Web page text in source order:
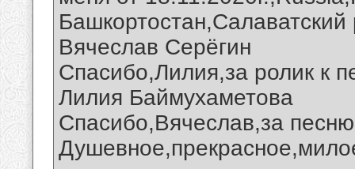
Вячеслав Серёгин
Спасибо,Лилия,за ролик к
Лилия Баймухаметова
Спасибо,Вячеcлав,за